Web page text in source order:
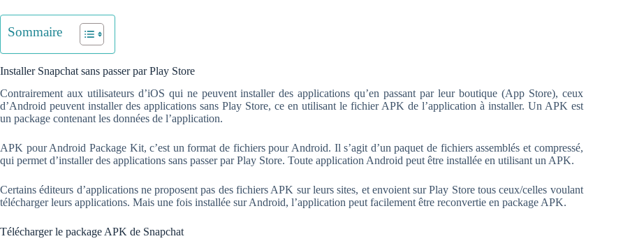
Sommaire
Installer Snapchat sans passer par Play Store
Contrairement aux utilisateurs d’iOS qui ne peuvent installer des applications qu’en passant par leur boutique (App Store), ceux
d’Android peuvent installer des applications sans Play Store, ce en utilisant le fichier APK de l’application à installer. Un APK est
un package contenant les données de l’application.
APK pour Android Package Kit, c’est un format de fichiers pour Android. Il s’agit d’un paquet de fichiers assemblés et compressé,
qui permet d’installer des applications sans passer par Play Store. Toute application Android peut être installée en utilisant un APK.
Certains éditeurs d’applications ne proposent pas des fichiers APK sur leurs sites, et envoient sur Play Store tous ceux/celles voulant
télécharger leurs applications. Mais une fois installée sur Android, l’application peut facilement être reconvertie en package APK.
Télécharger le package APK de Snapchat